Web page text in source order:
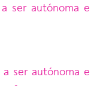
ser autónoma e
a ser autónoma e